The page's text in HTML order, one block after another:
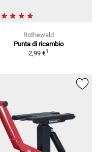
Rothewald
Punta di ricambio
2,99 €1